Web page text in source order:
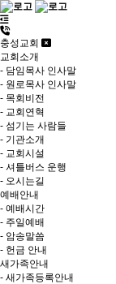
충성교회
교회소개
- 담임목사 인사말
- 원로목사 인사말
- 목회비전
- 교회연혁
- 섬기는 사람들
- 기관소개
- 교회시설
- 셔틀버스 운행
- 오시는길
예배안내
- 예배시간
- 주일예배
- 암송말씀
- 헌금 안내
새가족안내
- 새가족등록안내